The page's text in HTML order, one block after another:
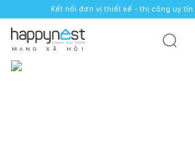
Kết nối đơn vị thiết kế - thi công uy tín.
M Ạ N G X Ã H Ộ I